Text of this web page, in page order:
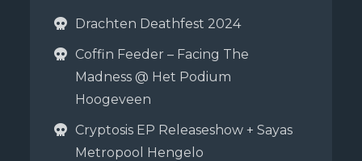
Drachten Deathfest 2024
Coffin Feeder – Facing The
Madness @ Het Podium
Hoogeveen
Cryptosis EP Releaseshow + Sayas
Metropool Hengelo